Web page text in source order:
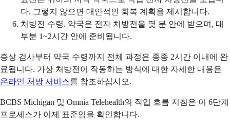
다. 그렇지 않으면 대안적인 회복 계획을 제시합니다.
처방전 수령. 약국은 전자 처방전을 몇 분 안에 받으며, 대
부분 1~2시간 안에 준비됩니다.
증상 검사부터 약국 수령까지 전체 과정은 종종 2시간 이내에 완
료됩니다. 가상 처방전이 작동하는 방식에 대한 자세한 내용은
온라인 처방 서비스를 참조하십시오.
BCBS Michigan 및 Omnia Telehealth의 작업 흐름 지침은 이 6단계
프로세스가 이제 표준임을 확인합니다.